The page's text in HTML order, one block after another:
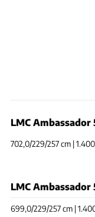
LMC Ambassador
702,0/229/257 cm |
LMC Ambassador
699,0/229/257 cm |